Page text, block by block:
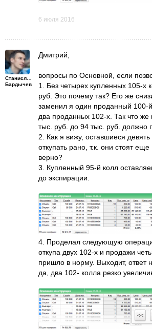
6 июля 2016
Станислав
Бардычев
Дмитрий,
вопросы по Основной, если
1. Без четырех купленных 105-х
руб. Это почему так? Его же
заменил я один проданный 100-
два проданных 102-х. Так что же
тыс. руб. до 94 тыс. руб. должно
2. Как я вижу, оставшиеся
откупать рано, т.к. они стоят еще
верно?
3. Купленный 95-й колл
до экспирации.
4. Проделал следующую
откупа двух 102-х и продажи
пришло в норму. Выходит, ответ
да, два 102- колла резко
<<